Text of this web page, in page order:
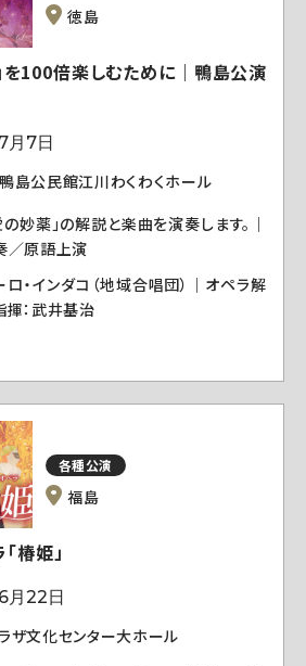
徳島
を100倍楽しむために｜鴨島公演
月7日
島公民館江川わくわくホール
の妙薬」の解説と楽曲を演奏します。｜
／原語上演
ロ・インダコ（地域合唱団）｜オペラ解
揮：武井基治
各種公演
福島
椿姫」
月22日
ザ文化センター大ホール